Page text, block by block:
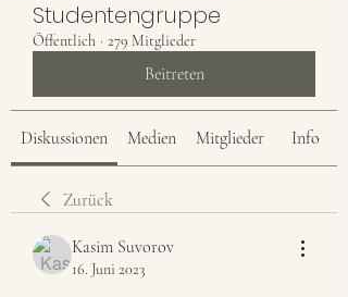
Studentengruppe
Öffentlich · 279 Mitglieder
Beitreten
Diskussionen Medien Mitglieder Info
Zurück
Kasim Suvorov
16. Juni 2023